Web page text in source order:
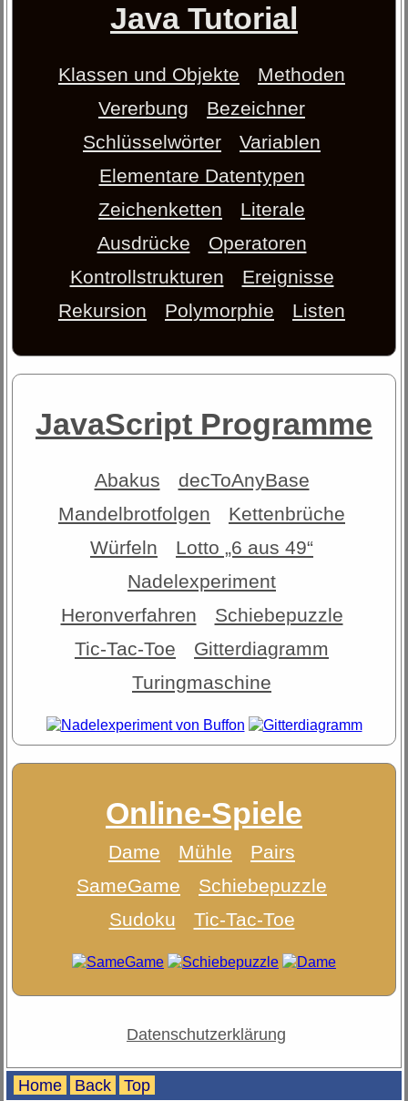
Java Tutorial
Klassen und Objekte
Methoden
Vererbung
Bezeichner
Schlüsselwörter
Variablen
Elementare Datentypen
Zeichenketten
Literale
Ausdrücke
Operatoren
Kontrollstrukturen
Ereignisse
Rekursion
Polymorphie Listen
JavaScript Programme
Abakus
decToAnyBase
Mandelbrotfolgen
Kettenbrüche
Würfeln
Lotto „6 aus 49“
Nadelexperiment
Heronverfahren
Schiebepuzzle
Tic-Tac-Toe
Gitterdiagramm
Turingmaschine
Online-Spiele
Dame Mühle
Pairs
SameGame
Schiebepuzzle
Sudoku
Tic-Tac-Toe
Datenschutzerklärung
Home Back Top